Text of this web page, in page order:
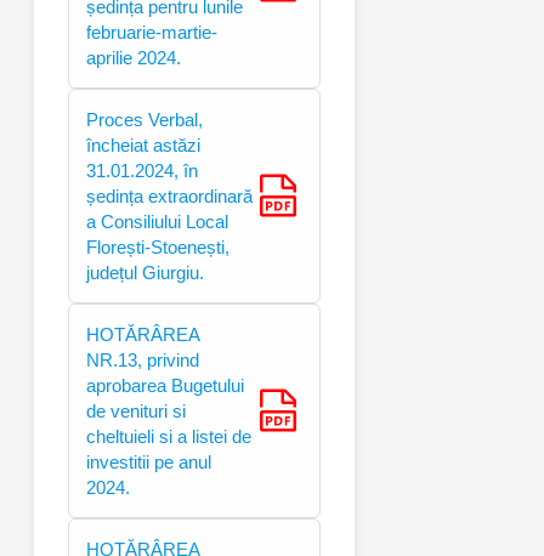
ședința pentru lunile
februarie-martie-
aprilie 2024.
Proces Verbal,
încheiat astăzi
31.01.2024, în
ședința extraordinară
a Consiliului Local
Florești-Stoenești,
județul Giurgiu.
HOTĂRÂREA
NR.13, privind
aprobarea Bugetului
de venituri si
cheltuieli si a listei de
investitii pe anul
2024.
HOTĂRÂREA